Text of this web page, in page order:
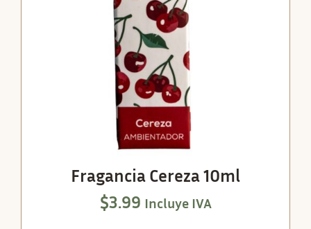
Fragancia Cereza 10ml
$3.99 Incluye IVA